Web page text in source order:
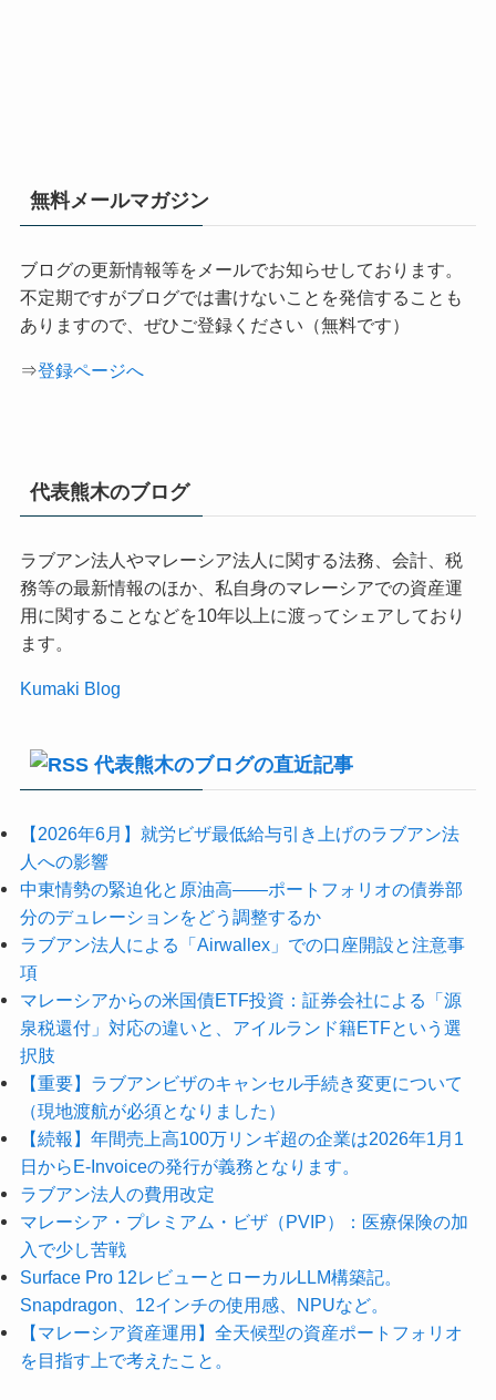
無料メールマガジン
ブログの更新情報等をメールでお知らせしております。
不定期ですがブログでは書けないことを発信することも
ありますので、ぜひご登録ください（無料です）
⇒登録ページへ
代表熊木のブログ
ラブアン法人やマレーシア法人に関する法務、会計、税
務等の最新情報のほか、私自身のマレーシアでの資産運
用に関することなどを10年以上に渡ってシェアしており
ます。
Kumaki Blog
代表熊木のブログの直近記事
【2026年6月】就労ビザ最低給与引き上げのラブアン法
人への影響
中東情勢の緊迫化と原油高――ポートフォリオの債券部
分のデュレーションをどう調整するか
ラブアン法人による「Airwallex」での口座開設と注意事
項
マレーシアからの米国債ETF投資：証券会社による「源
泉税還付」対応の違いと、アイルランド籍ETFという選
択肢
【重要】ラブアンビザのキャンセル手続き変更について
（現地渡航が必須となりました）
【続報】年間売上高100万リンギ超の企業は2026年1月1
日からE-Invoiceの発行が義務となります。
ラブアン法人の費用改定
マレーシア・プレミアム・ビザ（PVIP）：医療保険の加
入で少し苦戦
Surface Pro 12レビューとローカルLLM構築記。
Snapdragon、12インチの使用感、NPUなど。
【マレーシア資産運用】全天候型の資産ポートフォリオ
を目指す上で考えたこと。